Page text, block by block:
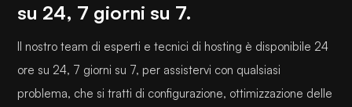
su 24, 7 giorni su 7.
Il nostro team di esperti e tecnici di hosting è disponibile 24
ore su 24, 7 giorni su 7, per assistervi con qualsiasi
problema, che si tratti di configurazione, ottimizzazione delle